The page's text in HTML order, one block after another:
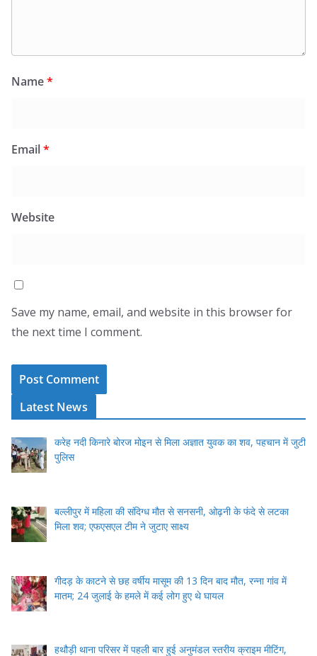
Name*
Email*
Website
Save my name, email, and website in this browser for
the next time I comment.
Latest News
करेह नदी किनारे बोरज मोइन से मिला अज्ञात युवक का शव, पहचान में जुटी
पुलिस
बल्लीपुर में महिला की संदिग्ध मौत से सनसनी, ओढ़नी के फंदे से लटका
मिला शव; एफएसएल टीम ने जुटाए साक्ष्य
गीदड़ के काटने से छह वर्षीय मासूम की 13 दिन बाद मौत, रन्ना गांव में
मातम; 24 जुलाई के हमले में कई लोग हुए थे घायल
हथौड़ी थाना परिसर में पहली बार हुई अनुमंडल स्तरीय क्राइम मीटिंग,